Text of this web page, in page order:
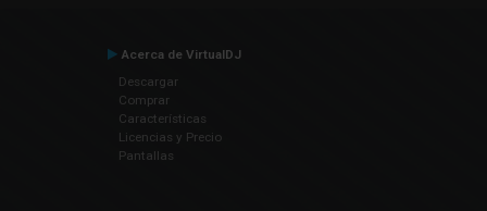
Acerca de VirtualDJ
Descargar
Comprar
Características
Licencias y Precio
Pantallas